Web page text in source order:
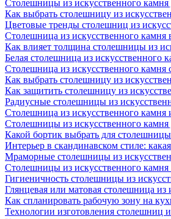
Столешницы из искусственного камня
Как выбрать столешницу из
Цветовые тренды столешниц из
Столешница из искусственного камня
Как влияет толщина столешницы из
Белая столешница из искусственного
Столешница из искусственного
Как выбрать столешницу из
Как защитить столешницу из
Радиусные столешницы из
Столешница из искусственного камня
Столешницы из искусственного
Какой бортик выбрать для
Интерьер в скандинавском стиле:
Мраморные столешницы из
Столешницы из искусственного камня
Гигиеничность столешницы из
Глянцевая или матовая столешница
Как спланировать рабочую зону на
Технологии изготовления столешниц